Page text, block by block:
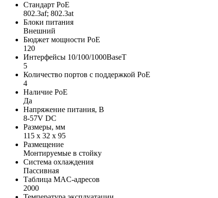
Cтандарт PoE
802.3af; 802.3at
Блоки питания
Внешний
Бюджет мощности PoE
120
Интерфейсы 10/100/1000BaseT
5
Количество портов с поддержкой PoE
4
Наличие PoE
Да
Напряжение питания, В
8-57V DC
Размеры, мм
115 x 32 x 95
Размещение
Монтируемые в стойку
Система охлаждения
Пассивная
Таблица MAC-адресов
2000